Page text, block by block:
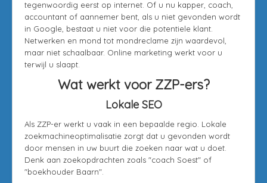
tegenwoordig eerst op internet. Of u nu kapper, coach,
accountant of aannemer bent, als u niet gevonden wordt
in Google, bestaat u niet voor die potentiele klant.
Netwerken en mond tot mondreclame zijn waardevol,
maar niet schaalbaar. Online marketing werkt voor u
terwijl u slaapt.
Wat werkt voor ZZP-ers?
Lokale SEO
Als ZZP-er werkt u vaak in een bepaalde regio. Lokale
zoekmachineoptimalisatie zorgt dat u gevonden wordt
door mensen in uw buurt die zoeken naar wat u doet.
Denk aan zoekopdrachten zoals "coach Soest" of
"boekhouder Baarn".